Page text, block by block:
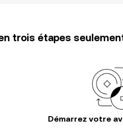
trois étapes
Démarrez votre